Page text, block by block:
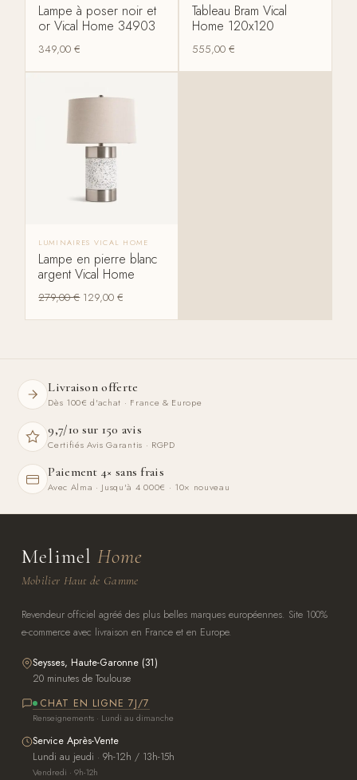
Lampe à poser noir et
or Vical Home 34903
349,00€
Tableau Bram Vical
Home 120x120
555,00 €
LUMINAIRES VICAL HOME
Lampe en pierre blanc
argent Vical Home
279,00€ 129,00€
Livraison offerte
Dès 100€ d'achat · France & Europe
9,7/10 sur 150 avis
Certifiés Avis Garantis · RGPD
Paiement 4× sans frais
Avec Alma · Jusqu'à 4 000€ · 10× nouveau
Melimel Home
Mobilier Haut de Gamme
Revendeur officiel agréé des plus belles marques européennes. Site 100%
e-commerce avec livraison en France et en Europe.
Seysses, Haute-Garonne (31)
20 minutes de Toulouse
CHAT EN LIGNE 7J/7
Renseignements · Lundi au dimanche
Service Après-Vente
Lundi au jeudi · 9h-12h / 13h-15h
Vendredi · 9h-12h